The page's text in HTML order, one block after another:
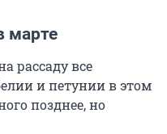
марте
рассаду все
и петунии в этом
позднее, но